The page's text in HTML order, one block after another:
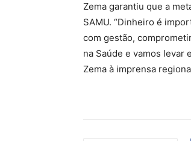
Zema garantiu que a
SAMU. “Dinheiro é
com gestão,
na Saúde e vamos levar
Zema à imprensa